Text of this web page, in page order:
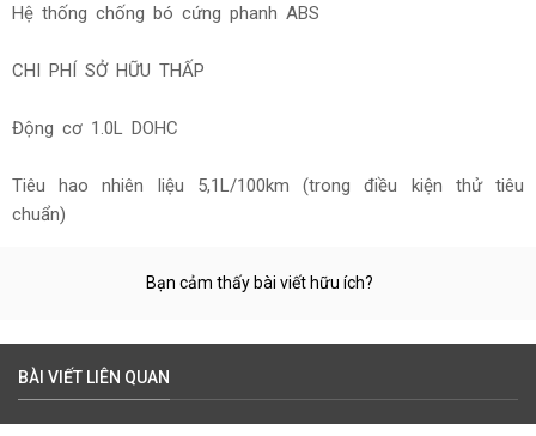
Hệ thống chống bó cứng phanh ABS
CHI PHÍ SỞ HỮU THẤP
Động cơ 1.0L DOHC
Tiêu hao nhiên liệu 5,1L/100km (trong điều kiện thử tiêu
chuẩn)
Bạn cảm thấy bài viết hữu ích?
BÀI VIẾT LIÊN QUAN